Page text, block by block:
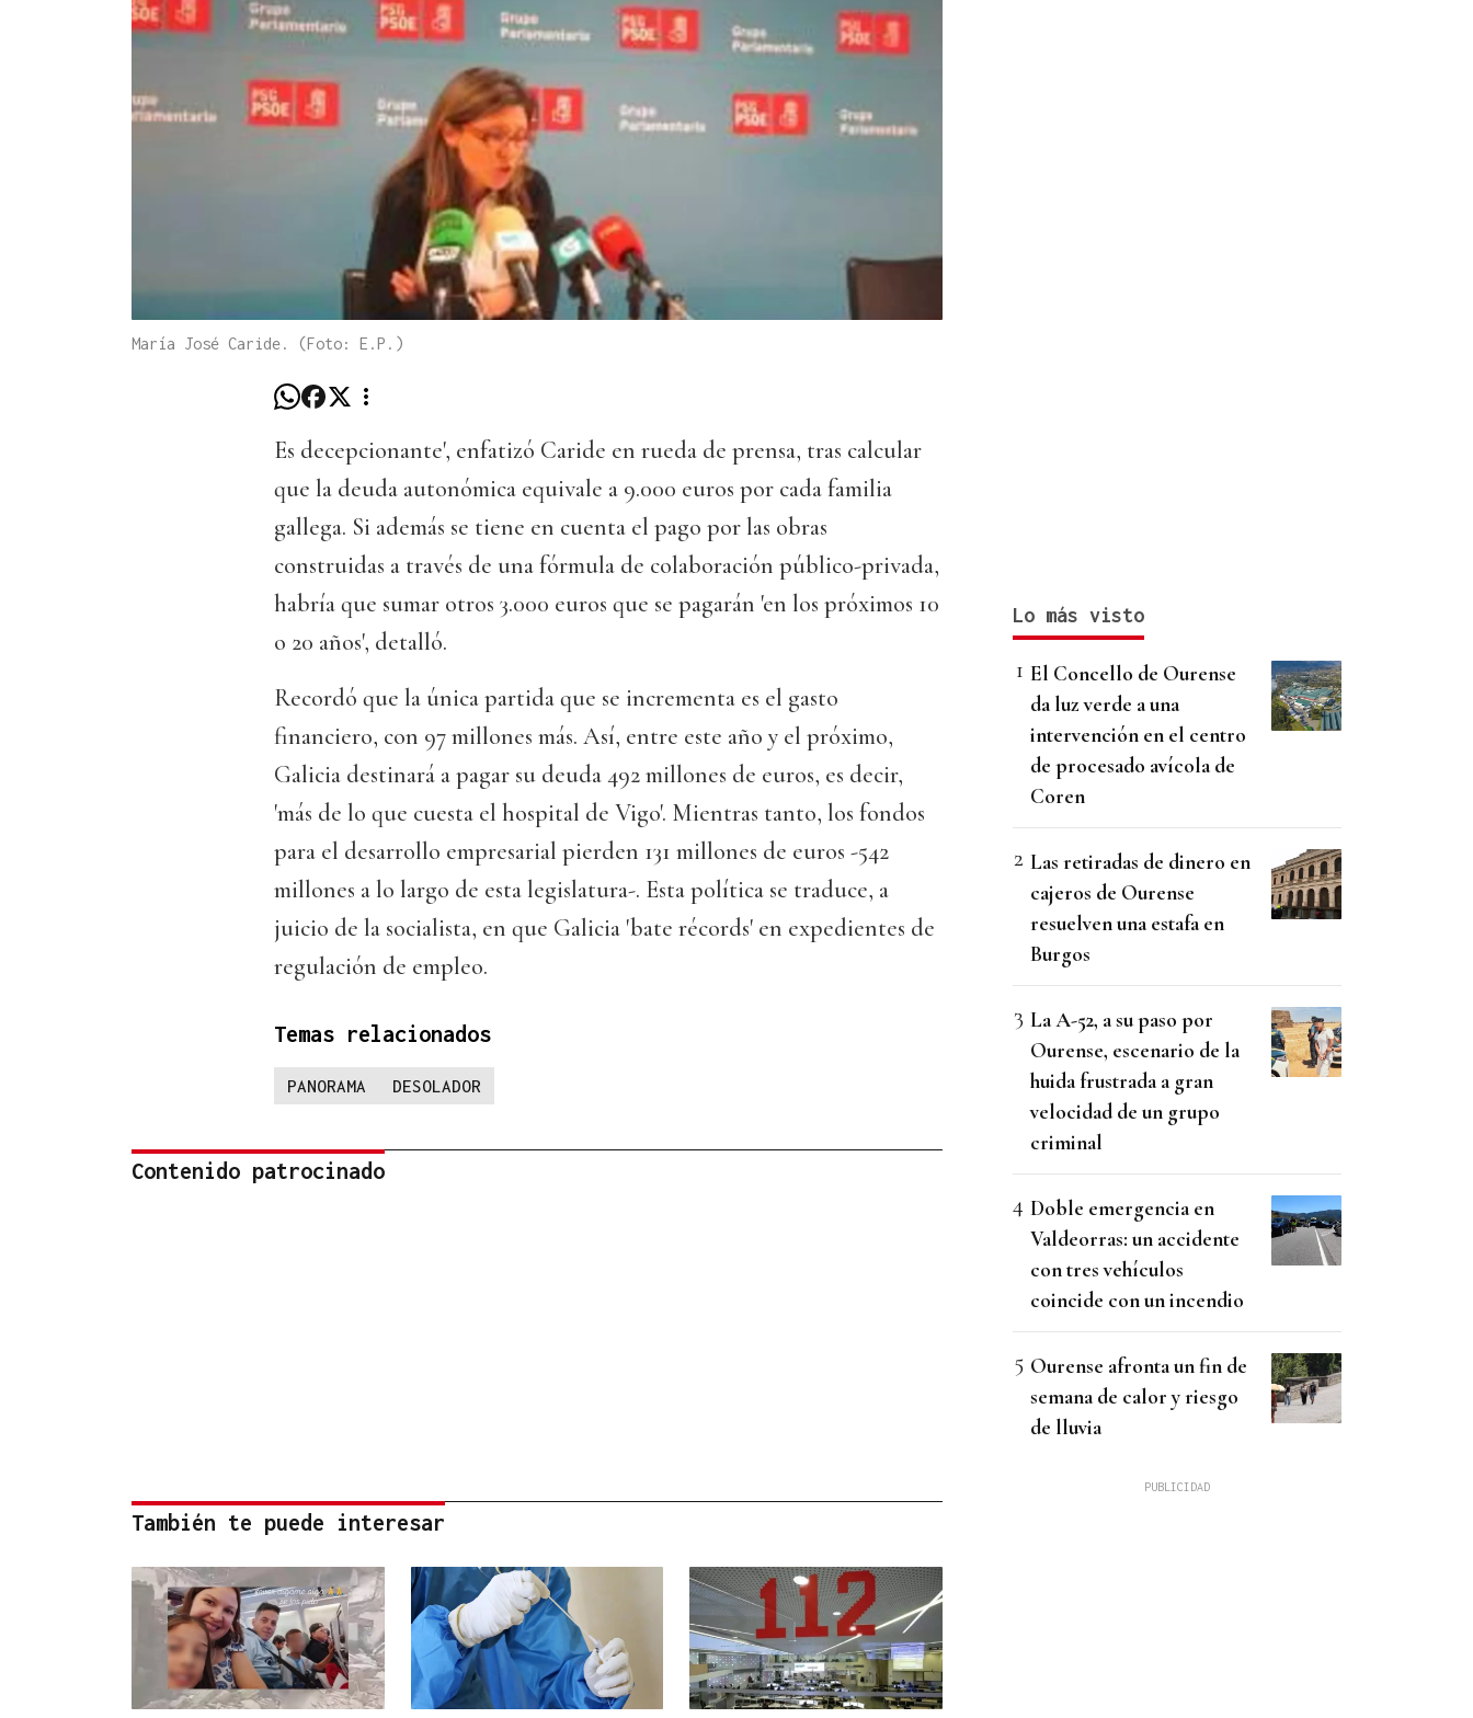
María José Caride. (Foto: E.P.)
Es decepcionante', enfatizó Caride en rueda de prensa, tras calcular
que la deuda autonómica equivale a 9.000 euros por cada familia
gallega. Si además se tiene en cuenta el pago por las obras
construidas a través de una fórmula de colaboración público-privada,
habría que sumar otros 3.000 euros que se pagarán 'en los próximos 10
o 20 años', detalló.
Recordó que la única partida que se incrementa es el gasto
financiero, con 97 millones más. Así, entre este año y el próximo,
Galicia destinará a pagar su deuda 492 millones de euros, es decir,
'más de lo que cuesta el hospital de Vigo'. Mientras tanto, los fondos
para el desarrollo empresarial pierden 131 millones de euros -542
millones a lo largo de esta legislatura-. Esta política se traduce, a
juicio de la socialista, en que Galicia 'bate récords' en expedientes de
regulación de empleo.
Temas relacionados
PANORAMA DESOLADOR
Contenido patrocinado
También te puede interesar
Lo más visto
El Concello de Ourense
da luz verde a una
intervención en el centro
de procesado avícola de
Coren
Las retiradas de dinero en
cajeros de Ourense
resuelven una estafa en
Burgos
La A-52, a su paso por
Ourense, escenario de la
huida frustrada a gran
velocidad de un grupo
criminal
Doble emergencia en
Valdeorras: un accidente
con tres vehículos
coincide con un incendio
Ourense afronta un fin de
semana de calor y riesgo
de lluvia